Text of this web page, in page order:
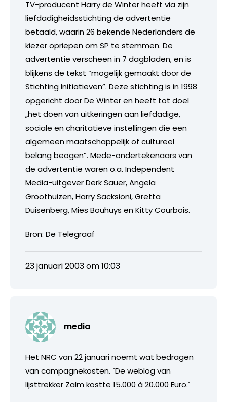
TV-producent Harry de Winter heeft via zijn
liefdadigheidsstichting de advertentie
betaald, waarin 26 bekende Nederlanders de
kiezer opriepen om SP te stemmen. De
advertentie verscheen in 7 dagbladen, en is
blijkens de tekst “mogelijk gemaakt door de
Stichting Initiatieven”. Deze stichting is in 1998
opgericht door De Winter en heeft tot doel
„het doen van uitkeringen aan liefdadige,
sociale en charitatieve instellingen die een
algemeen maatschappelijk of cultureel
belang beogen”. Mede-ondertekenaars van
de advertentie waren o.a. Independent
Media-uitgever Derk Sauer, Angela
Groothuizen, Harry Sacksioni, Gretta
Duisenberg, Mies Bouhuys en Kitty Courbois.
Bron: De Telegraaf
23 januari 2003 om 10:03
media
Het NRC van 22 januari noemt wat bedragen
van campagnekosten. `De weblog van
lijsttrekker Zalm kostte 15.000 à 20.000 Euro.´